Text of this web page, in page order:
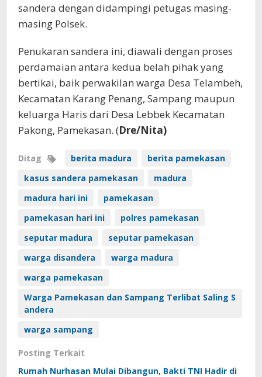
sandera dengan didampingi petugas masing-
masing Polsek.
Penukaran sandera ini, diawali dengan proses
perdamaian antara kedua belah pihak yang
bertikai, baik perwakilan warga Desa Telambeh,
Kecamatan Karang Penang, Sampang maupun
keluarga Haris dari Desa Lebbek Kecamatan
Pakong, Pamekasan. (Dre/Nita)
Ditag berita madura
berita pamekasan
kasus sandera pamekasan
madura
madura hari ini
pamekasan
pamekasan hari ini
polres pamekasan
seputar madura
seputar pamekasan
warga disandera
warga madura
warga pamekasan
Warga Pamekasan dan Sampang Terlibat Saling S
andera
warga sampang
Posting Terkait
Rumah Nurhasan Mulai Dibangun, Bakti TNI Hadir di